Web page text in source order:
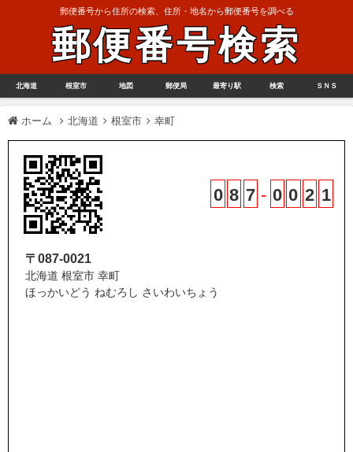
郵便番号から住所の検索、住所・地名から郵便番号を調べる
郵便番号検索
北海道 根室市 地図 郵便局 最寄り駅 検索 ＳＮＳ
ホーム 北海道 根室市 幸町
0 8 7 - 0 0 2 1
〒087-0021
北海道 根室市 幸町
ほっかいどう ねむろし さいわいちょう